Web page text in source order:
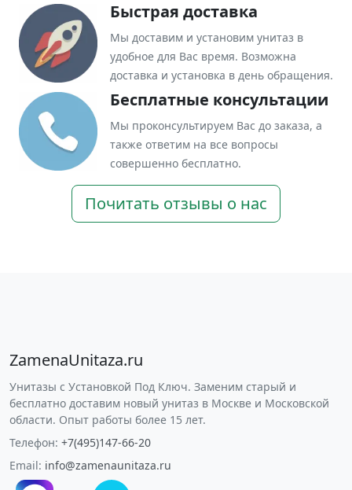
Быстрая доставка
Мы доставим и установим унитаз в
удобное для Вас время. Возможна
доставка и установка в день обращения.
Бесплатные консультации
Мы проконсультируем Вас до заказа, а
также ответим на все вопросы
совершенно бесплатно.
Почитать отзывы о нас
ZamenaUnitaza.ru
Унитазы с Установкой Под Ключ. Заменим старый и
бесплатно доставим новый унитаз в Москве и Московской
области. Опыт работы более 15 лет.
Телефон: +7(495)147-66-20
Email: info@zamenaunitaza.ru